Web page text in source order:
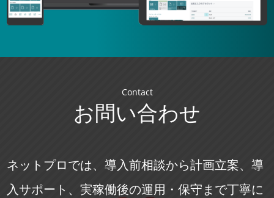
Contact
お問い合わせ
ネットプロでは、導入前相談から計画立案、導
入サポート、実稼働後の運用・保守まで丁寧に